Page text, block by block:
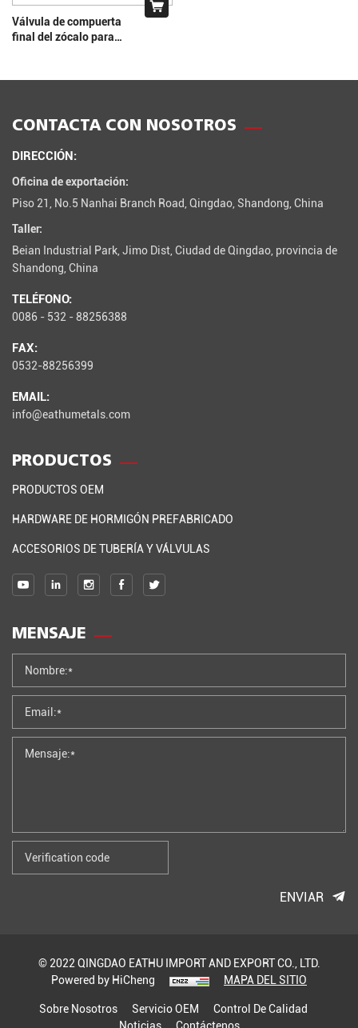
Válvula de compuerta
final del zócalo para
CONTACTA CON NOSOTROS
DIRECCIÓN:
Oficina de exportación:
Piso 21, No.5 Nanhai Branch Road, Qingdao, Shandong, China
Taller:
Beian Industrial Park, Jimo Dist, Ciudad de Qingdao, provincia de
Shandong, China
TELÉFONO:
0086 - 532 - 88256388
FAX:
0532-88256399
EMAIL:
info@eathumetals.com
PRODUCTOS
PRODUCTOS OEM
HARDWARE DE HORMIGÓN PREFABRICADO
ACCESORIOS DE TUBERÍA Y VÁLVULAS
MENSAJE
ENVIAR
© 2022 QINGDAO EATHU IMPORT AND EXPORT CO., LTD.
Powered by HiCheng
MAPA DEL SITIO
Sobre Nosotros
Servicio OEM
Control De Calidad